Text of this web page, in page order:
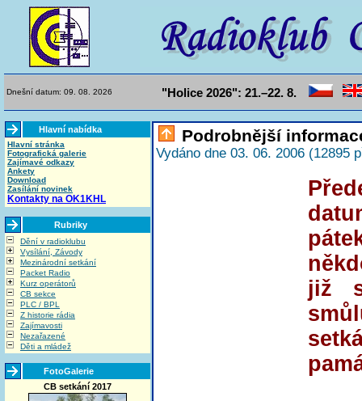
Dnešní datum: 09. 08. 2026 "Holice 2026": 21.–22. 8.
Hlavní nabídka
Hlavní stránka
Fotografická galerie
Zajímavé odkazy
Ankety
Download
Zasílání novinek
Kontakty na OK1KHL
Rubriky
Dění v radioklubu
Vysílání, Závody
Mezinárodní setkání
Packet Radio
Kurz operátorů
CB sekce
PLC / BPL
Z historie rádia
Zajímavosti
Nezařazené
Děti a mládež
FotoGalerie
CB setkání 2017
Podrobnější
Vydáno dne 03. 06. 2006 (12895
již